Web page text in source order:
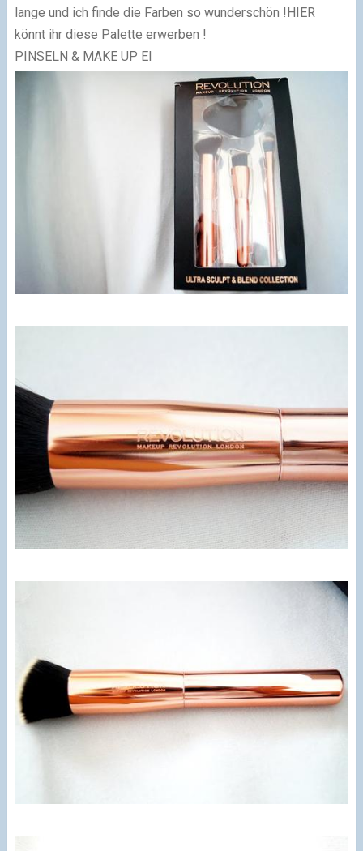
lange und ich finde die Farben so wunderschön !HIER
könnt ihr diese Palette erwerben !
PINSELN & MAKE UP EI